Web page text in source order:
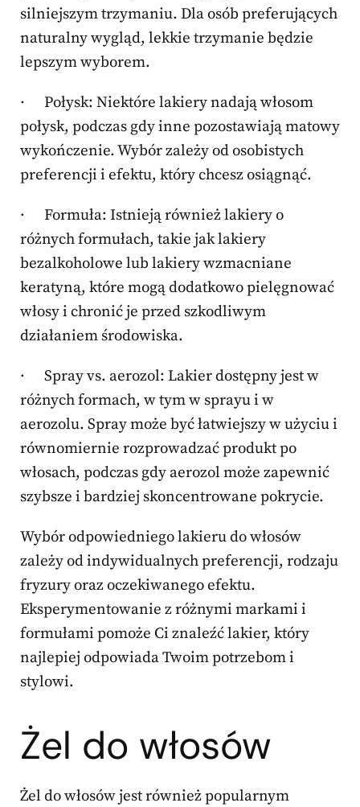
silniejszym trzymaniu. Dla osób preferujących
naturalny wygląd, lekkie trzymanie będzie
lepszym wyborem.
· Połysk: Niektóre lakiery nadają włosom
połysk, podczas gdy inne pozostawiają matowy
wykończenie. Wybór zależy od osobistych
preferencji i efektu, który chcesz osiągnąć.
· Formuła: Istnieją również lakiery o
różnych formułach, takie jak lakiery
bezalkoholowe lub lakiery wzmacniane
keratyną, które mogą dodatkowo pielęgnować
włosy i chronić je przed szkodliwym
działaniem środowiska.
· Spray vs. aerozol: Lakier dostępny jest w
różnych formach, w tym w sprayu i w
aerozolu. Spray może być łatwiejszy w użyciu i
równomiernie rozprowadzać produkt po
włosach, podczas gdy aerozol może zapewnić
szybsze i bardziej skoncentrowane pokrycie.
Wybór odpowiedniego lakieru do włosów
zależy od indywidualnych preferencji, rodzaju
fryzury oraz oczekiwanego efektu.
Eksperymentowanie z różnymi markami i
formułami pomoże Ci znaleźć lakier, który
najlepiej odpowiada Twoim potrzebom i
stylowi.
Żel do włosów
Żel do włosów jest również popularnym